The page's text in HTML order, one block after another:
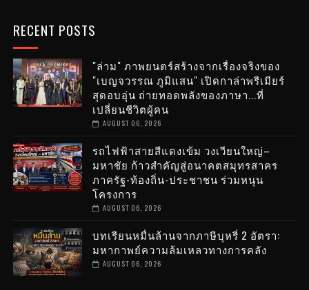
RECENT POSTS
"ล่าม" ภาพยนตร์สร้างจากเรื่องจริงของ
"เบญจวรรณ ภูมิแสน" เปิดกาล่าพรีเมียร์
สุดอบอุ่น ถ่ายทอดพลังของภาษา...ที่
เปลี่ยนชีวิตผู้คน
AUGUST 06, 2026
รถไฟฟ้าสายสีแดงเข้ม วงเวียนใหญ่–
มหาชัย ก้าวสำคัญสู่อนาคตสมุทรสาคร
ภาครัฐ-ท้องถิ่น-ประชาชน ร่วมหนุน
โครงการ
AUGUST 06, 2026
บทเรียนหมื่นล้านจากภาษีบุหรี่ 2 อัตรา:
มหากาพย์ความล้มเหลวทางการคลัง
AUGUST 06, 2026